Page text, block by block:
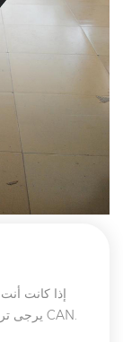
إذا كانت
يرجى ترك رسالة هنا، وسوف نقوم بالرد عليك حالما نحن CAN.